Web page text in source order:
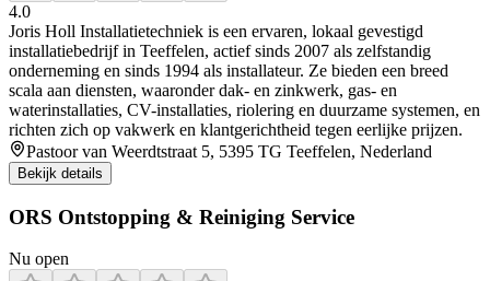
4.0
Joris Holl Installatietechniek is een ervaren, lokaal gevestigd
installatiebedrijf in Teeffelen, actief sinds 2007 als zelfstandig
onderneming en sinds 1994 als installateur. Ze bieden een breed
scala aan diensten, waaronder dak- en zinkwerk, gas- en
waterinstallaties, CV-installaties, riolering en duurzame systemen, en
richten zich op vakwerk en klantgerichtheid tegen eerlijke prijzen.
Pastoor van Weerdtstraat 5, 5395 TG Teeffelen, Nederland
Bekijk details
ORS Ontstopping & Reiniging Service
Nu open